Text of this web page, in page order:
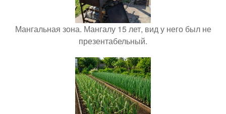
Мангальная зона. Мангалу 15 лет, вид у него был не
презентабельный.